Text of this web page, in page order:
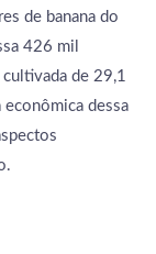
de banana do
426 mil
de 29,1
dessa